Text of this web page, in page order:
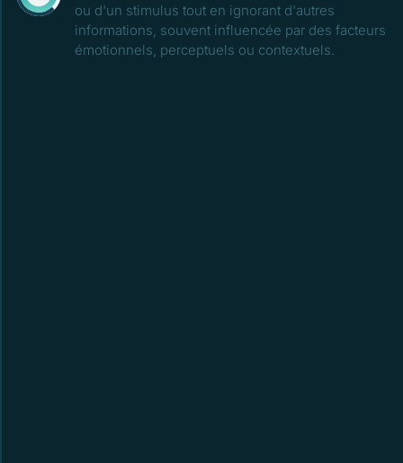
ou d'un stimulus tout en ignorant d'autres
informations, souvent influencée par des facteurs
émotionnels, perceptuels ou contextuels.